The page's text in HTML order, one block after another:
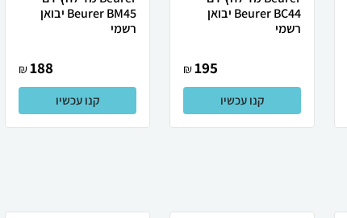
Beurer BC44 יבואן
רשמי
195
₪
קנו עכשיו
Beurer BM45 יבואן
רשמי
188
₪
קנו עכשיו